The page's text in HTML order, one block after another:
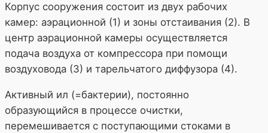
Корпус сооружения состоит из двух рабочих
камер: аэрационной (1) и зоны отстаивания (2). В
центр аэрационной камеры осуществляется
подача воздуха от компрессора при помощи
воздуховода (3) и тарельчатого диффузора (4).
Активный ил (=бактерии), постоянно
образующийся в процессе очистки,
перемешивается с поступающими стоками в